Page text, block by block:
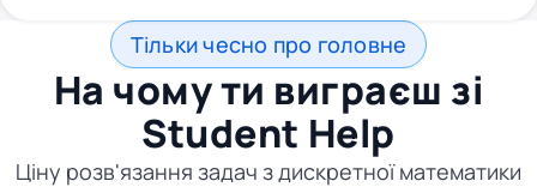
Тільки чесно про головне
На чому ти виграєш зі
Student Help
Ціну розв'язання задач з дискретної математики